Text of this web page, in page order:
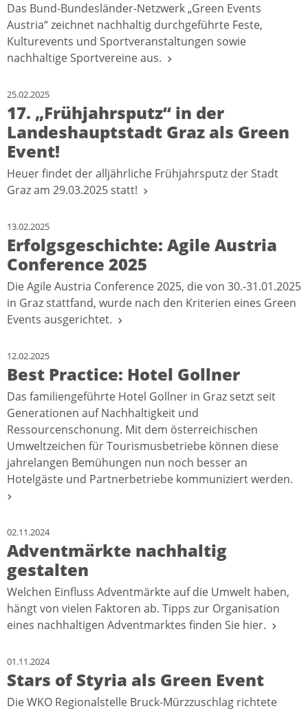
Das Bund-Bundesländer-Netzwerk „Green Events
Austria“ zeichnet nachhaltig durchgeführte Feste,
Kulturevents und Sportveranstaltungen sowie
nachhaltige Sportvereine aus.
25.02.2025
17. „Frühjahrsputz“ in der
Landeshauptstadt Graz als Green
Event!
Heuer findet der alljährliche Frühjahrsputz der Stadt
Graz am 29.03.2025 statt!
13.02.2025
Erfolgsgeschichte: Agile Austria
Conference 2025
Die Agile Austria Conference 2025, die von 30.-31.01.2025
in Graz stattfand, wurde nach den Kriterien eines Green
Events ausgerichtet.
12.02.2025
Best Practice: Hotel Gollner
Das familiengeführte Hotel Gollner in Graz setzt seit
Generationen auf Nachhaltigkeit und
Ressourcenschonung. Mit dem österreichischen
Umweltzeichen für Tourismusbetriebe können diese
jahrelangen Bemühungen nun noch besser an
Hotelgäste und Partnerbetriebe kommuniziert werden.
02.11.2024
Adventmärkte nachhaltig
gestalten
Welchen Einfluss Adventmärkte auf die Umwelt haben,
hängt von vielen Faktoren ab. Tipps zur Organisation
eines nachhaltigen Adventmarktes finden Sie hier.
01.11.2024
Stars of Styria als Green Event
Die WKO Regionalstelle Bruck-Mürzzuschlag richtete